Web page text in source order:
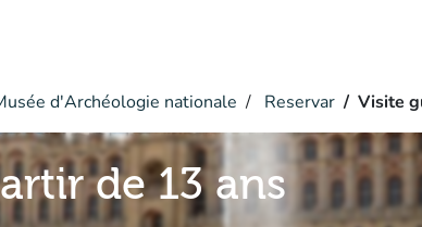
d'Archéologie nationale Reservar Visite
de 13 ans